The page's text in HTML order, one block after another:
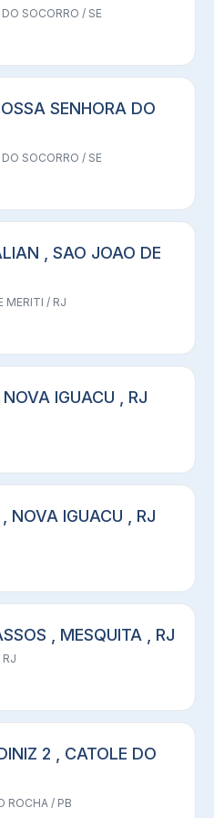
SOCORRO / SE
SENHORA DO
SOCORRO / SE
, SAO JOAO DE
MERITI / RJ
IGUACU , RJ
NOVA IGUACU , RJ
, MESQUITA , RJ
RJ
2 , CATOLE DO
ROCHA / PB